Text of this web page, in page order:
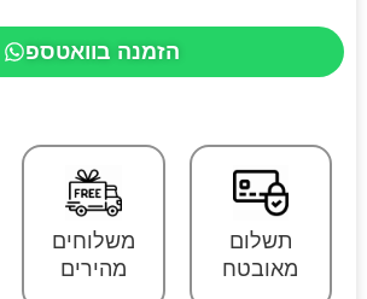
הזמנה בוואטספ
תשלום
מאובטח
משלוחים
מהירים